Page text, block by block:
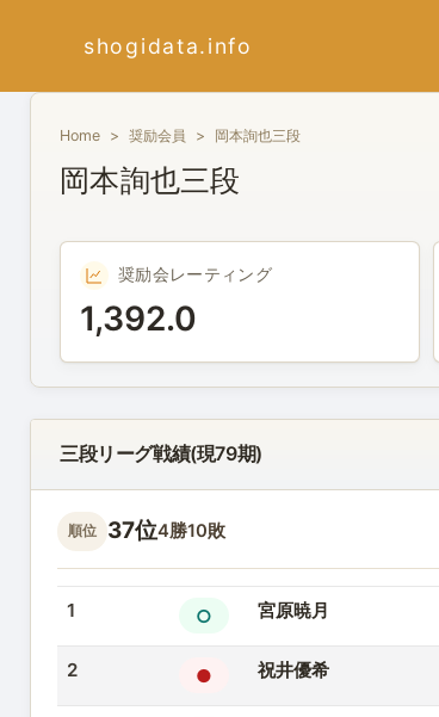
shogidata.info
Home 奨励会員 岡本詢也三段
岡本詢也三段
奨励会レーティング
1,392.0
三段リーグ戦績(現79期)
順位 37位4勝10敗
1 ○ 宮原暁月
2 ● 祝井優希